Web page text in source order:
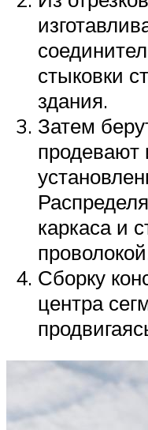
стыковки
здания.
Затем
продевают
каркаса и
Сборку
центра